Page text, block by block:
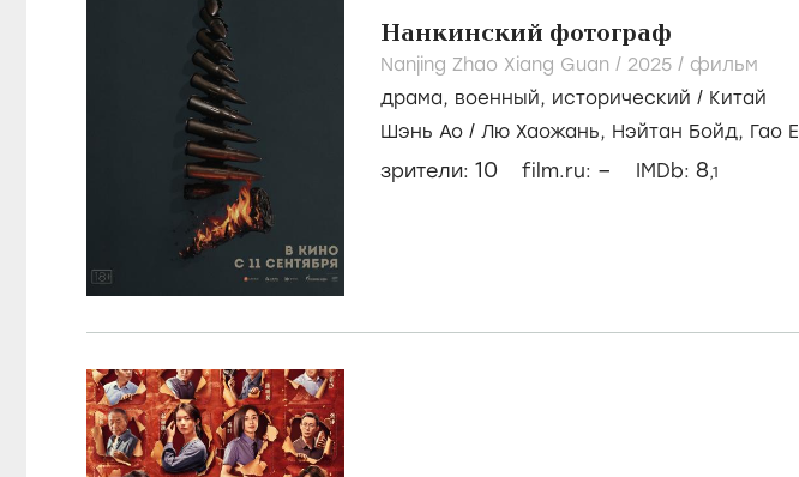
Нанкинский фотограф
Nanjing Zhao Xiang Guan / 2025 / фильм
драма, военный, исторический / Китай
Шэнь Ао / Лю Хаожань, Нэйтан Бойд, Гао Е
зрители: 10 film.ru: – IMDb: 8,1